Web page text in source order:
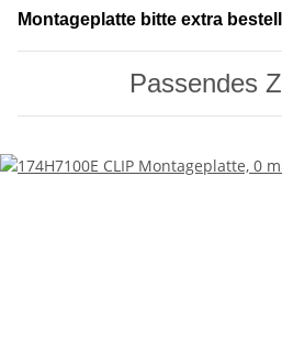
Montageplatte bitte extra
Passendes